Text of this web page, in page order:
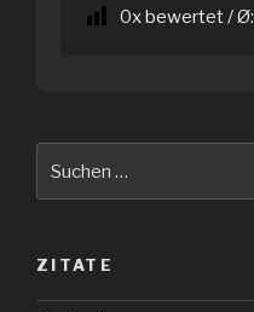
0x bewertet / Ø:
nach:
ZITATE